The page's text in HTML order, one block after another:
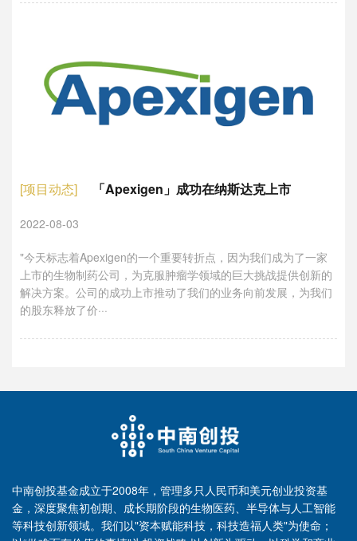
[项目动态] 「Apexigen」成功在纳斯达克上市
2022-08-03
"今天标志着Apexigen的一个重要转折点，因为我们成为了一家
上市的生物制药公司，为克服肿瘤学领域的巨大挑战提供创新的
解决方案。公司的成功上市推动了我们的业务向前发展，为我们
的股东释放了价···
中南创投基金成立于2008年，管理多只人民币和美元创业投资基
金，深度聚焦初创期、成长期阶段的生物医药、半导体与人工智能
等科技创新领域。我们以"资本赋能科技，科技造福人类"为使命；